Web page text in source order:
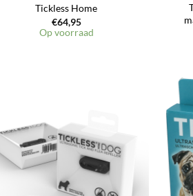
Tickless Home
€64,95
Op voorraad